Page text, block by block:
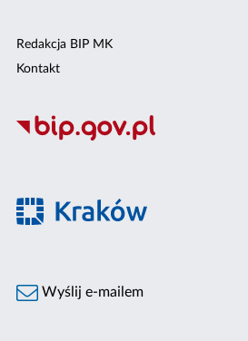
Redakcja BIP MK
Kontakt
Wyślij e-mailem